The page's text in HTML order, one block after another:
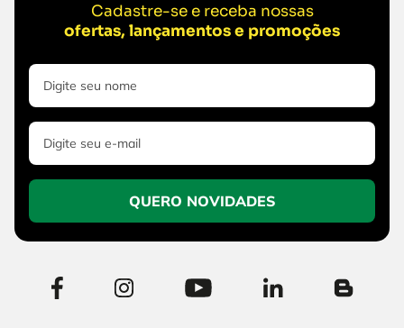
Cadastre-se e receba nossas
ofertas, lançamentos e promoções
QUERO NOVIDADES